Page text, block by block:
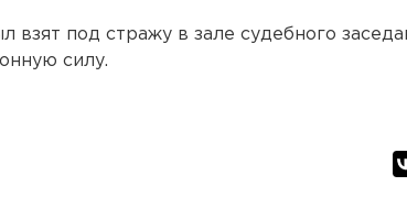
взят под стражу в зале судебного
силу.